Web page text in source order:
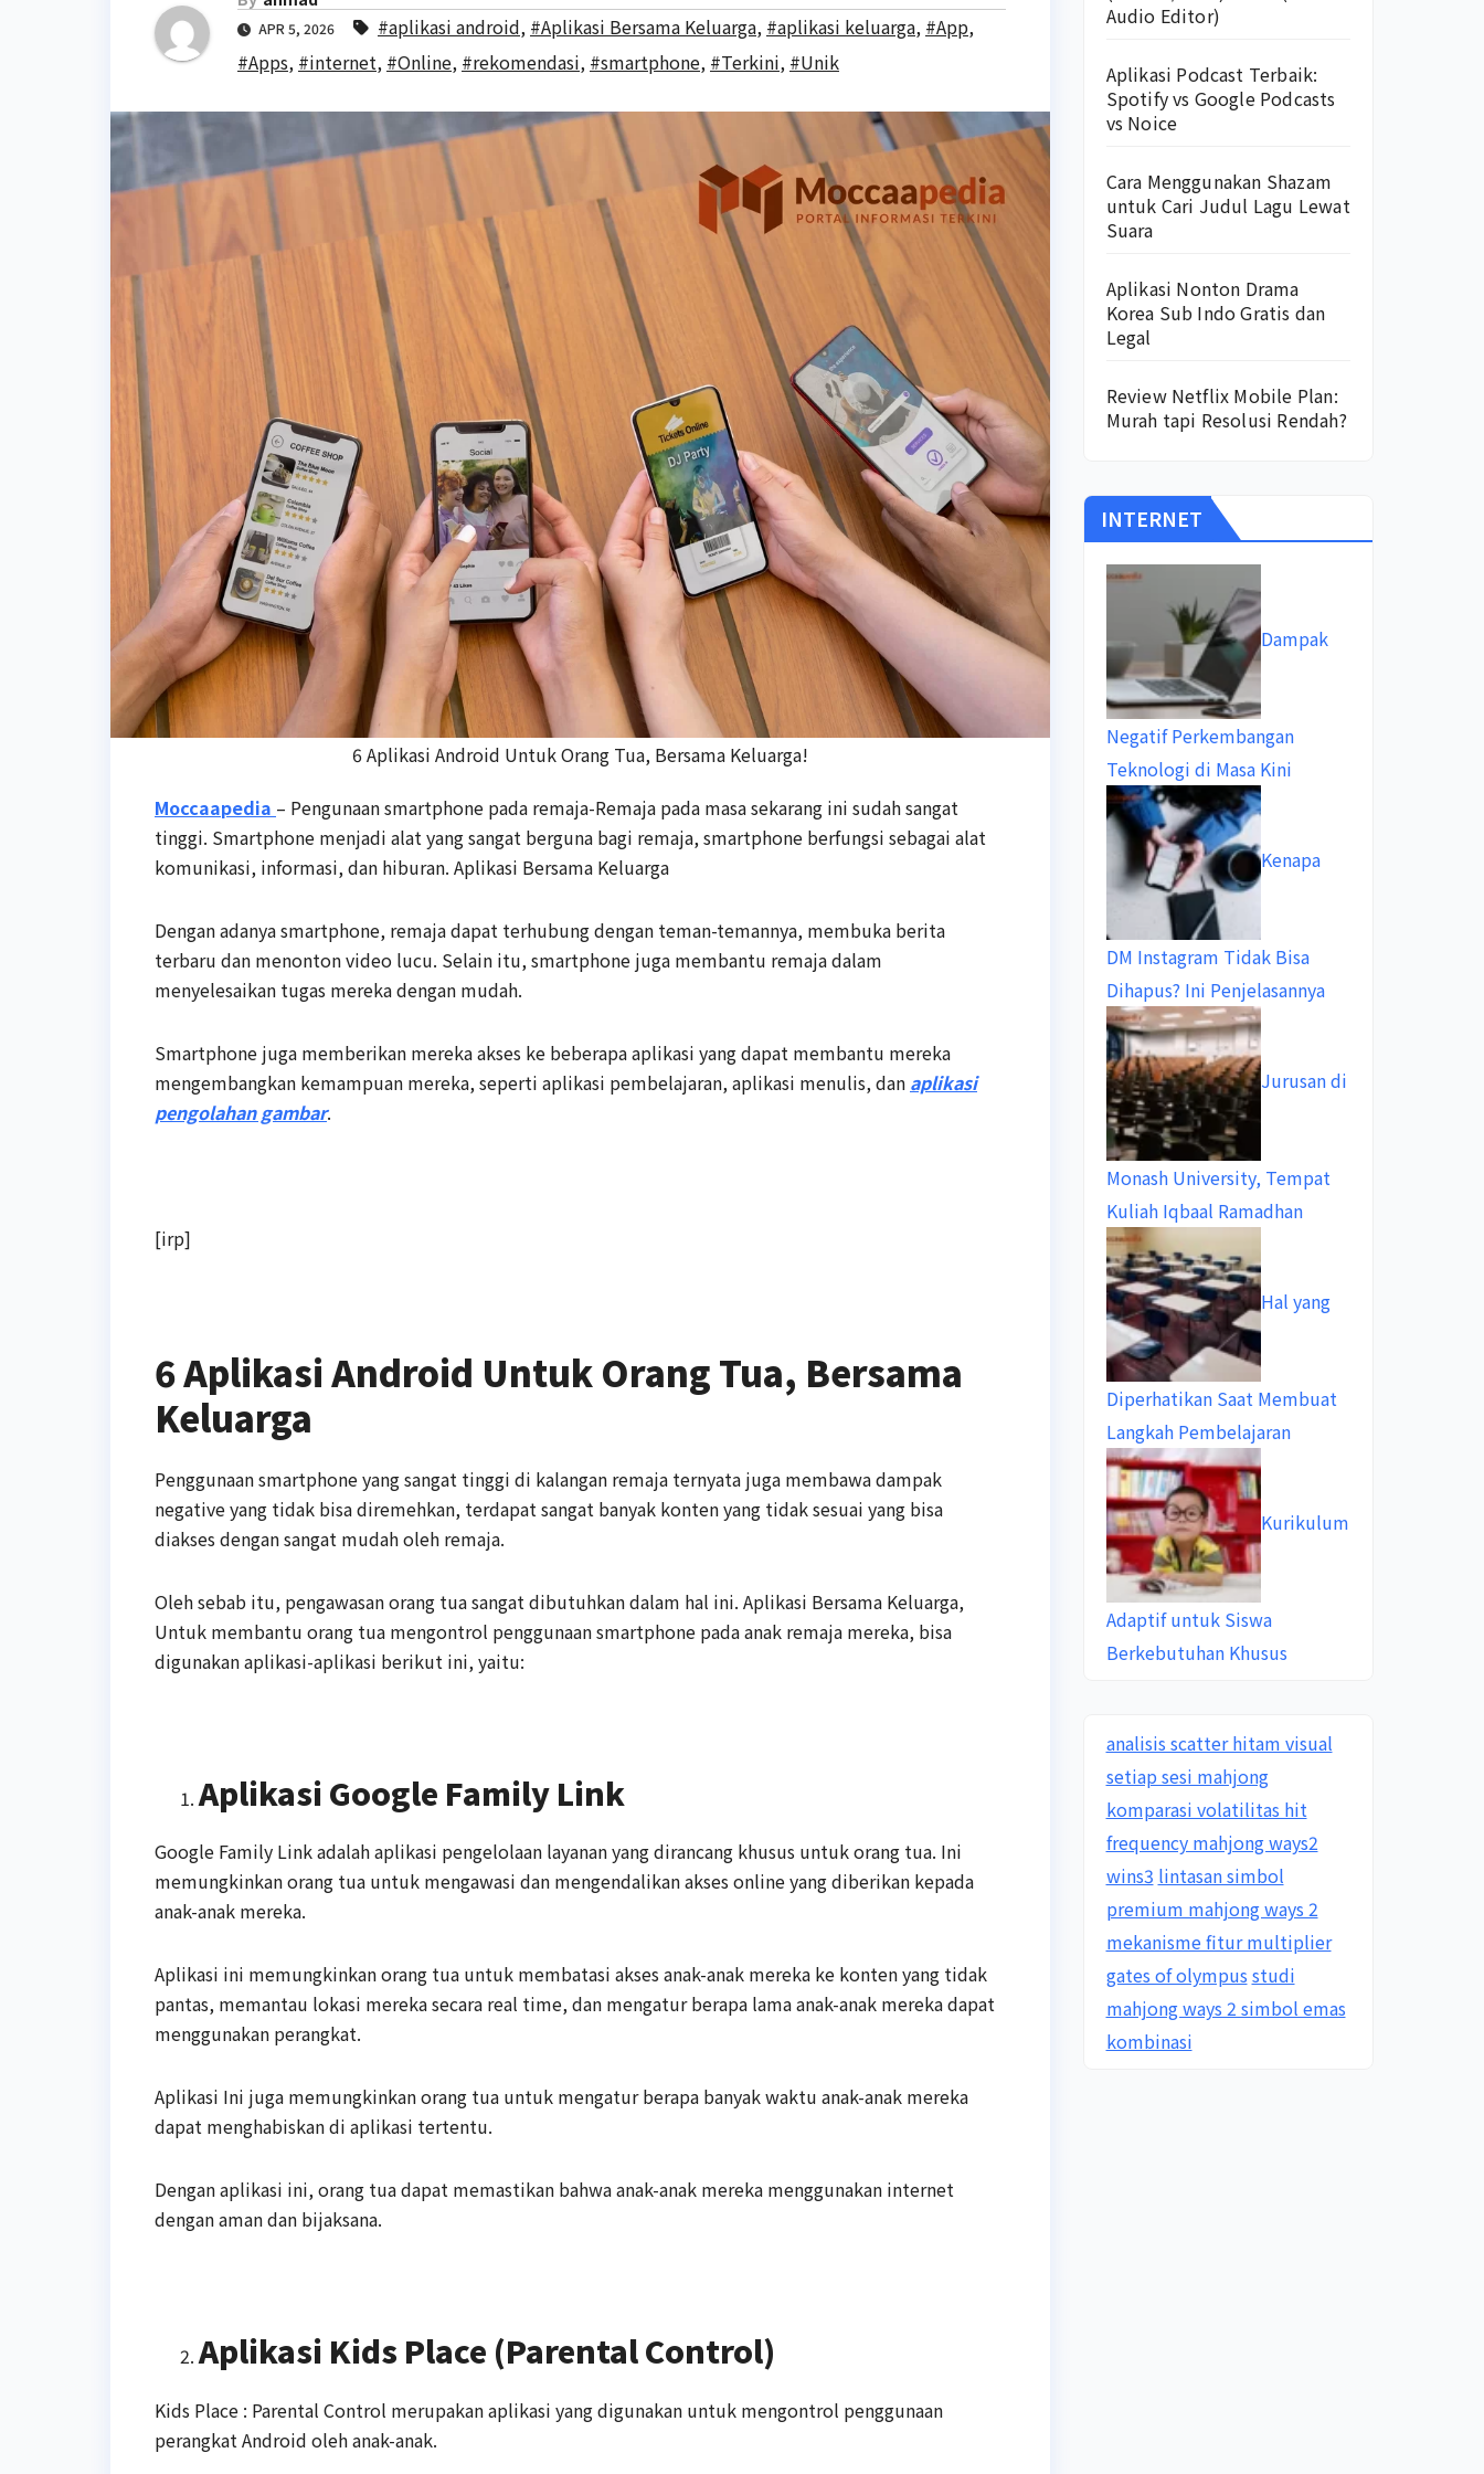
APR 5, 2026 #aplikasi android, #Aplikasi Bersama Keluarga, #aplikasi keluarga, #App,
#Apps, #internet, #Online, #rekomendasi, #smartphone, #Terkini, #Unik
6 Aplikasi Android Untuk Orang Tua, Bersama Keluarga!
Moccaapedia – Pengunaan smartphone pada remaja-Remaja pada masa sekarang ini sudah sangat
tinggi. Smartphone menjadi alat yang sangat berguna bagi remaja, smartphone berfungsi sebagai alat
komunikasi, informasi, dan hiburan. Aplikasi Bersama Keluarga
Dengan adanya smartphone, remaja dapat terhubung dengan teman-temannya, membuka berita
terbaru dan menonton video lucu. Selain itu, smartphone juga membantu remaja dalam
menyelesaikan tugas mereka dengan mudah.
Smartphone juga memberikan mereka akses ke beberapa aplikasi yang dapat membantu mereka
mengembangkan kemampuan mereka, seperti aplikasi pembelajaran, aplikasi menulis, dan aplikasi
pengolahan gambar.
[irp]
6 Aplikasi Android Untuk Orang Tua, Bersama
Keluarga
Penggunaan smartphone yang sangat tinggi di kalangan remaja ternyata juga membawa dampak
negative yang tidak bisa diremehkan, terdapat sangat banyak konten yang tidak sesuai yang bisa
diakses dengan sangat mudah oleh remaja.
Oleh sebab itu, pengawasan orang tua sangat dibutuhkan dalam hal ini. Aplikasi Bersama Keluarga,
Untuk membantu orang tua mengontrol penggunaan smartphone pada anak remaja mereka, bisa
digunakan aplikasi-aplikasi berikut ini, yaitu:
Aplikasi Google Family Link
Google Family Link adalah aplikasi pengelolaan layanan yang dirancang khusus untuk orang tua. Ini
memungkinkan orang tua untuk mengawasi dan mengendalikan akses online yang diberikan kepada
anak-anak mereka.
Aplikasi ini memungkinkan orang tua untuk membatasi akses anak-anak mereka ke konten yang tidak
pantas, memantau lokasi mereka secara real time, dan mengatur berapa lama anak-anak mereka dapat
menggunakan perangkat.
Aplikasi Ini juga memungkinkan orang tua untuk mengatur berapa banyak waktu anak-anak mereka
dapat menghabiskan di aplikasi tertentu.
Dengan aplikasi ini, orang tua dapat memastikan bahwa anak-anak mereka menggunakan internet
dengan aman dan bijaksana.
Aplikasi Kids Place (Parental Control)
Kids Place : Parental Control merupakan aplikasi yang digunakan untuk mengontrol penggunaan
perangkat Android oleh anak-anak.
Audio Editor)
Aplikasi Podcast Terbaik:
Spotify vs Google Podcasts
vs Noice
Cara Menggunakan Shazam
untuk Cari Judul Lagu Lewat
Suara
Aplikasi Nonton Drama
Korea Sub Indo Gratis dan
Legal
Review Netflix Mobile Plan:
Murah tapi Resolusi Rendah?
INTERNET
Dampak
Negatif Perkembangan
Teknologi di Masa Kini
Kenapa
DM Instagram Tidak Bisa
Dihapus? Ini Penjelasannya
Jurusan di
Monash University, Tempat
Kuliah Iqbaal Ramadhan
Hal yang
Diperhatikan Saat Membuat
Langkah Pembelajaran
Kurikulum
Adaptif untuk Siswa
Berkebutuhan Khusus
analisis scatter hitam visual
setiap sesi mahjong
komparasi volatilitas hit
frequency mahjong ways2
wins3 lintasan simbol
premium mahjong ways 2
mekanisme fitur multiplier
gates of olympus studi
mahjong ways 2 simbol emas
kombinasi